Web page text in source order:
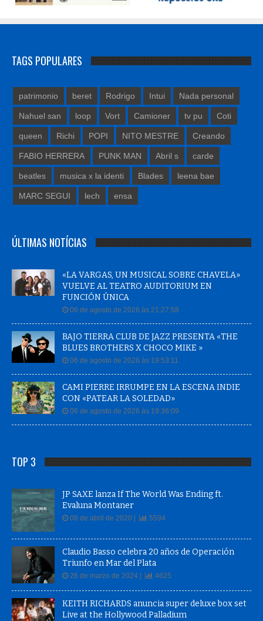
TAGS POPULARES
patrimonio beret Rodrigo Intui Nada personal
Nahuel san loop Vort Camioner tv pu Coti
queen Richi POPI NITO MESTRE Creando
FABIO HERRERA PUNK MAN Abril s carde
beatles musica x la identi Blades leena bae
MARC SEGUI lech ensa
ÚLTIMAS NOTÍCIAS
«LA VARGAS, UN MUSICAL SOBRE CHAVELA»
VUELVE AL TEATRO AUDITORIUM EN
FUNCIÓN ÚNICA
06 de agosto de 2026 às 21:27:58
BAJO TIERRA CLUB DE JAZZ PRESENTA «THE
BLUES BROTHERS X CHOCO MIKE »
06 de agosto de 2026 às 19:53:11
CAMI PIERRE IRRUMPE EN LA ESCENA INDIE
CON «PATEAR LA SOLEDAD»
06 de agosto de 2026 às 19:36:09
TOP 3
JP SAXE lanza If The World Was Ending ft.
Evaluna Montaner
08 de abril de 2020 | 5594
Claudio Basso celebra 20 años de Operación
Triunfo en Mar del Plata
26 de marzo de 2024 | 4625
KEITH RICHARDS anuncia super deluxe box set
Live at the Hollywood Palladium